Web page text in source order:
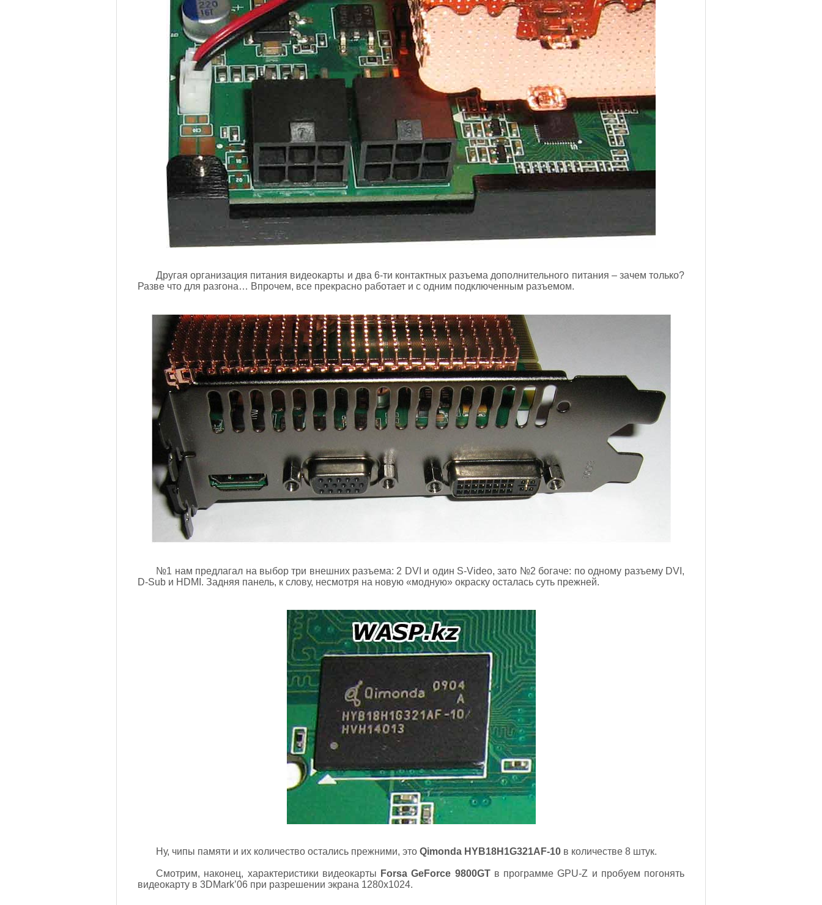
Другая организация питания видеокарты и два 6-ти контактных разъема дополнительного питания – зачем только?
Разве что для разгона… Впрочем, все прекрасно работает и с одним подключенным разъемом.
№1 нам предлагал на выбор три внешних разъема: 2 DVI и один S-Video, зато №2 богаче: по одному разъему DVI,
D-Sub и HDMI. Задняя панель, к слову, несмотря на новую «модную» окраску осталась суть прежней.
Ну, чипы памяти и их количество остались прежними, это Qimonda HYB18H1G321AF-10 в количестве 8 штук.
Смотрим, наконец, характеристики видеокарты Forsa GeForce 9800GT в программе GPU-Z и пробуем погонять
видеокарту в 3DMark’06 при разрешении экрана 1280х1024.